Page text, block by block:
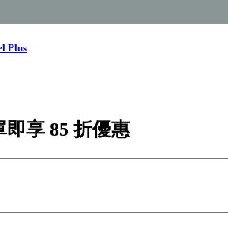
Plus
享 85 折優惠